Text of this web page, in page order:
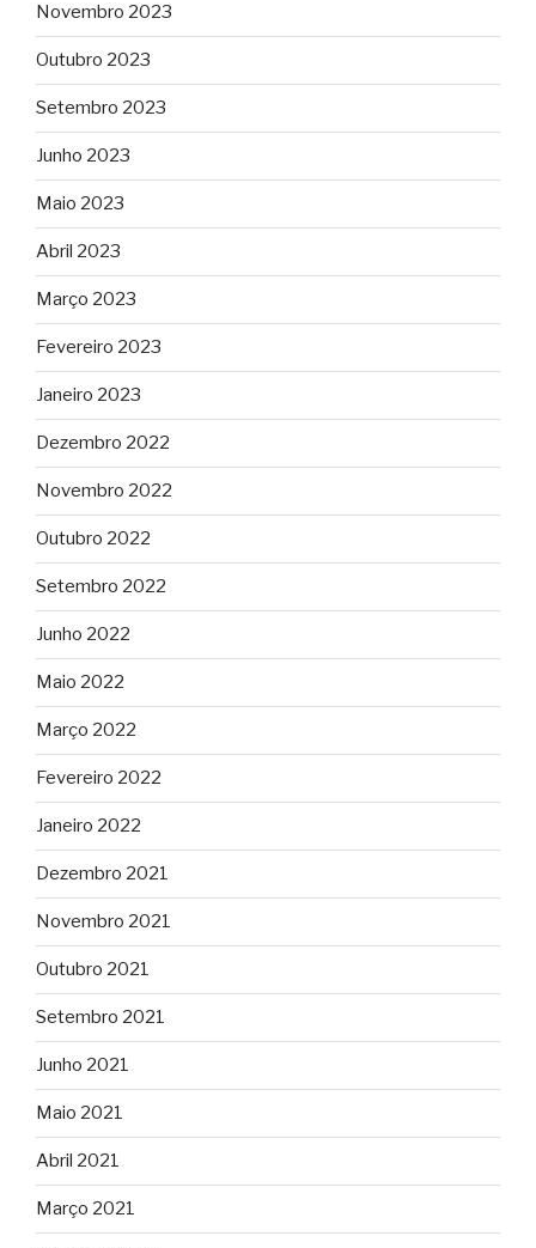
Novembro 2023
Outubro 2023
Setembro 2023
Junho 2023
Maio 2023
Abril 2023
Março 2023
Fevereiro 2023
Janeiro 2023
Dezembro 2022
Novembro 2022
Outubro 2022
Setembro 2022
Junho 2022
Maio 2022
Março 2022
Fevereiro 2022
Janeiro 2022
Dezembro 2021
Novembro 2021
Outubro 2021
Setembro 2021
Junho 2021
Maio 2021
Abril 2021
Março 2021